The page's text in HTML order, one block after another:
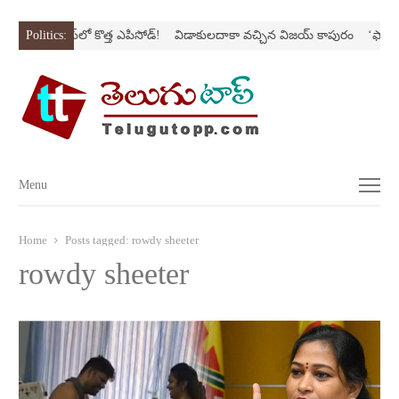
Politics:
‘అర‌వ’ సిరీస్‌లో కొత్త ఎపిసోడ్‌! విడాకులదాకా వచ్చిన విజయ్‌ కాపురం
Menu
Menu
Home Posts tagged: rowdy sheeter
rowdy sheeter